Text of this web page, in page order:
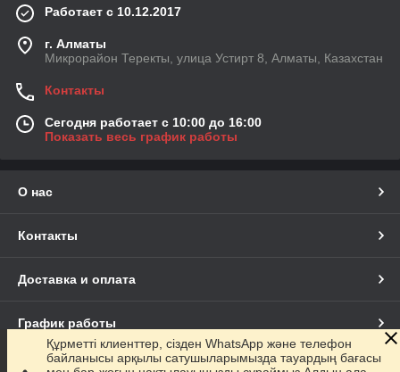
Работает с 10.12.2017
г. Алматы
Микрорайон Теректы, улица Устирт 8, Алматы, Казахстан
Контакты
Сегодня работает с 10:00 до 16:00
Показать весь график работы
О нас
Контакты
Доставка и оплата
График работы
Полная версия сайта
Құрметті клиенттер, сізден WhatsApp және телефон
байланысы арқылы сатушыларымызда тауардың бағасы